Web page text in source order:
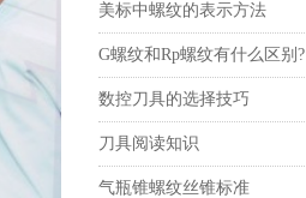
美标中螺纹的表示方法
G螺纹和Rp螺纹有什么区别?
数控刀具的选择技巧
刀具阅读知识
气瓶锥螺纹丝锥标准